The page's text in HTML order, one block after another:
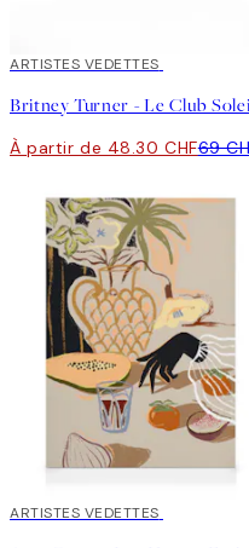
30%*
ARTISTES VEDETTES
À partir de 48.30 CHF69
30%*
ARTISTES VEDETTES